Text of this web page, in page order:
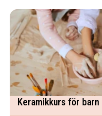
Keramikkurs för barn